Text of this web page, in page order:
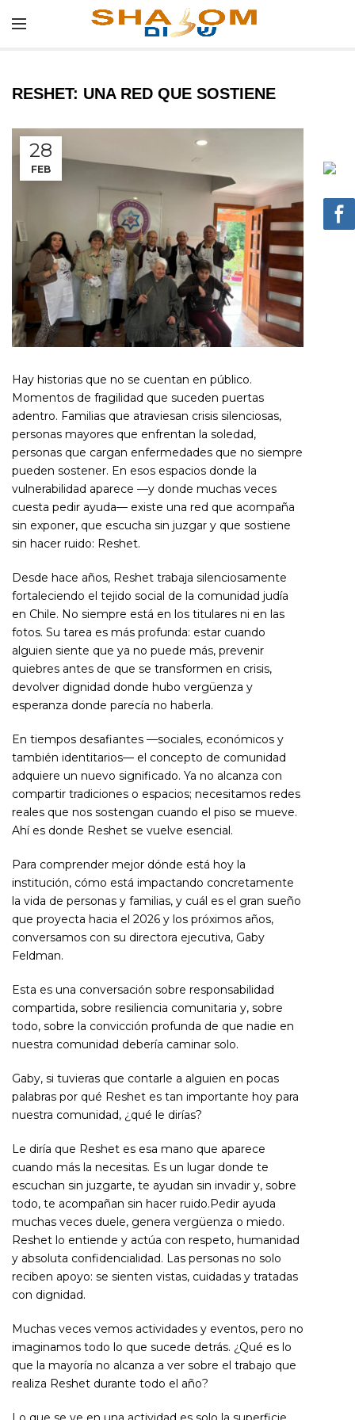
RESHET: UNA RED QUE SOSTIENE
28
FEB
Hay historias que no se cuentan en público.
Momentos de fragilidad que suceden puertas
adentro. Familias que atraviesan crisis silenciosas,
personas mayores que enfrentan la soledad,
personas que cargan enfermedades que no siempre
pueden sostener. En esos espacios donde la
vulnerabilidad aparece —y donde muchas veces
cuesta pedir ayuda— existe una red que acompaña
sin exponer, que escucha sin juzgar y que sostiene
sin hacer ruido: Reshet.
Desde hace años, Reshet trabaja silenciosamente
fortaleciendo el tejido social de la comunidad judía
en Chile. No siempre está en los titulares ni en las
fotos. Su tarea es más profunda: estar cuando
alguien siente que ya no puede más, prevenir
quiebres antes de que se transformen en crisis,
devolver dignidad donde hubo vergüenza y
esperanza donde parecía no haberla.
En tiempos desafiantes —sociales, económicos y
también identitarios— el concepto de comunidad
adquiere un nuevo significado. Ya no alcanza con
compartir tradiciones o espacios; necesitamos redes
reales que nos sostengan cuando el piso se mueve.
Ahí es donde Reshet se vuelve esencial.
Para comprender mejor dónde está hoy la
institución, cómo está impactando concretamente
la vida de personas y familias, y cuál es el gran sueño
que proyecta hacia el 2026 y los próximos años,
conversamos con su directora ejecutiva, Gaby
Feldman.
Esta es una conversación sobre responsabilidad
compartida, sobre resiliencia comunitaria y, sobre
todo, sobre la convicción profunda de que nadie en
nuestra comunidad debería caminar solo.
Gaby, si tuvieras que contarle a alguien en pocas
palabras por qué Reshet es tan importante hoy para
nuestra comunidad, ¿qué le dirías?
Le diría que Reshet es esa mano que aparece
cuando más la necesitas. Es un lugar donde te
escuchan sin juzgarte, te ayudan sin invadir y, sobre
todo, te acompañan sin hacer ruido.Pedir ayuda
muchas veces duele, genera vergüenza o miedo.
Reshet lo entiende y actúa con respeto, humanidad
y absoluta confidencialidad. Las personas no solo
reciben apoyo: se sienten vistas, cuidadas y tratadas
con dignidad.
Muchas veces vemos actividades y eventos, pero no
imaginamos todo lo que sucede detrás. ¿Qué es lo
que la mayoría no alcanza a ver sobre el trabajo que
realiza Reshet durante todo el año?